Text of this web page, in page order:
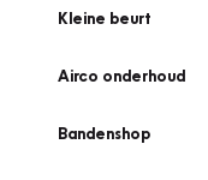
Kleine beurt
Airco onderhoud
Bandenshop